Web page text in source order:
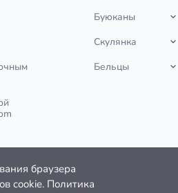
Буюканы
Скулянка
Бельцы
браузера
cookie. Политика